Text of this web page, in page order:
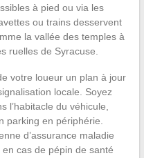
à pied ou via les
ou trains desservent
la vallée des temples à
ruelles de Syracuse.
votre loueur un plan à jour
locale. Soyez
l’habitacle du véhicule,
parking en périphérie.
d’assurance maladie
cas de pépin de santé